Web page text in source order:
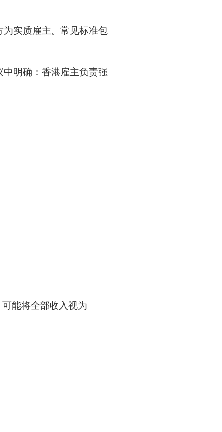
实质雇主。常见标准包
明确：香港雇主负责强
能将全部收入视为